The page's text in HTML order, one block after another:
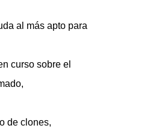
al más apto para
curso sobre el
de clones,